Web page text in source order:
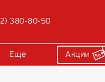
380-80-50
Еще Акции